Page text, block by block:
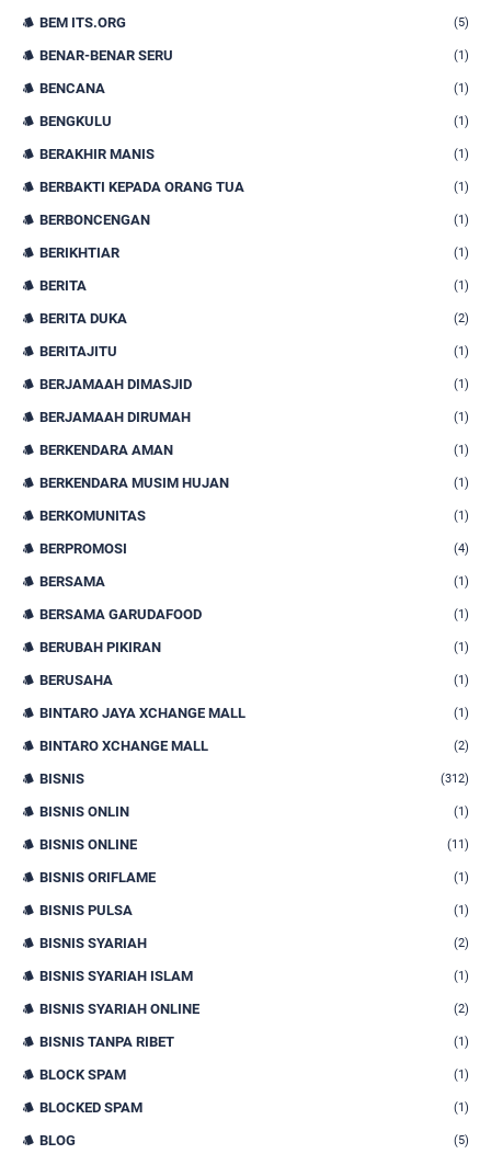
BEM ITS.ORG (5)
BENAR-BENAR SERU (1)
BENCANA (1)
BENGKULU (1)
BERAKHIR MANIS (1)
BERBAKTI KEPADA ORANG TUA (1)
BERBONCENGAN (1)
BERIKHTIAR (1)
BERITA (1)
BERITA DUKA (2)
BERITAJITU (1)
BERJAMAAH DIMASJID (1)
BERJAMAAH DIRUMAH (1)
BERKENDARA AMAN (1)
BERKENDARA MUSIM HUJAN (1)
BERKOMUNITAS (1)
BERPROMOSI (4)
BERSAMA (1)
BERSAMA GARUDAFOOD (1)
BERUBAH PIKIRAN (1)
BERUSAHA (1)
BINTARO JAYA XCHANGE MALL (1)
BINTARO XCHANGE MALL (2)
BISNIS (312)
BISNIS ONLIN (1)
BISNIS ONLINE (11)
BISNIS ORIFLAME (1)
BISNIS PULSA (1)
BISNIS SYARIAH (2)
BISNIS SYARIAH ISLAM (1)
BISNIS SYARIAH ONLINE (2)
BISNIS TANPA RIBET (1)
BLOCK SPAM (1)
BLOCKED SPAM (1)
BLOG (5)